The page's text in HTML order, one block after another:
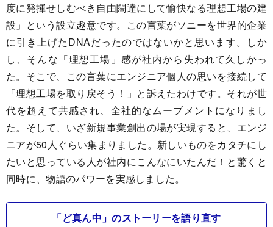
度に発揮せしむべき自由闊達にして愉快なる理想工場の建
設」という設立趣意です。この言葉がソニーを世界的企業
に引き上げたDNAだったのではないかと思います。しか
し、そんな「理想工場」感が社内から失われて久しかっ
た。そこで、この言葉にエンジニア個人の思いを接続して
「理想工場を取り戻そう！」と訴えたわけです。それが世
代を超えて共感され、全社的なムーブメントになりまし
た。そして、いざ新規事業創出の場が実現すると、エンジ
ニアが50人ぐらい集まりました。新しいものをカタチにし
たいと思っている人が社内にこんなにいたんだ！と驚くと
同時に、物語のパワーを実感しました。
「ど真ん中」のストーリーを語り直す